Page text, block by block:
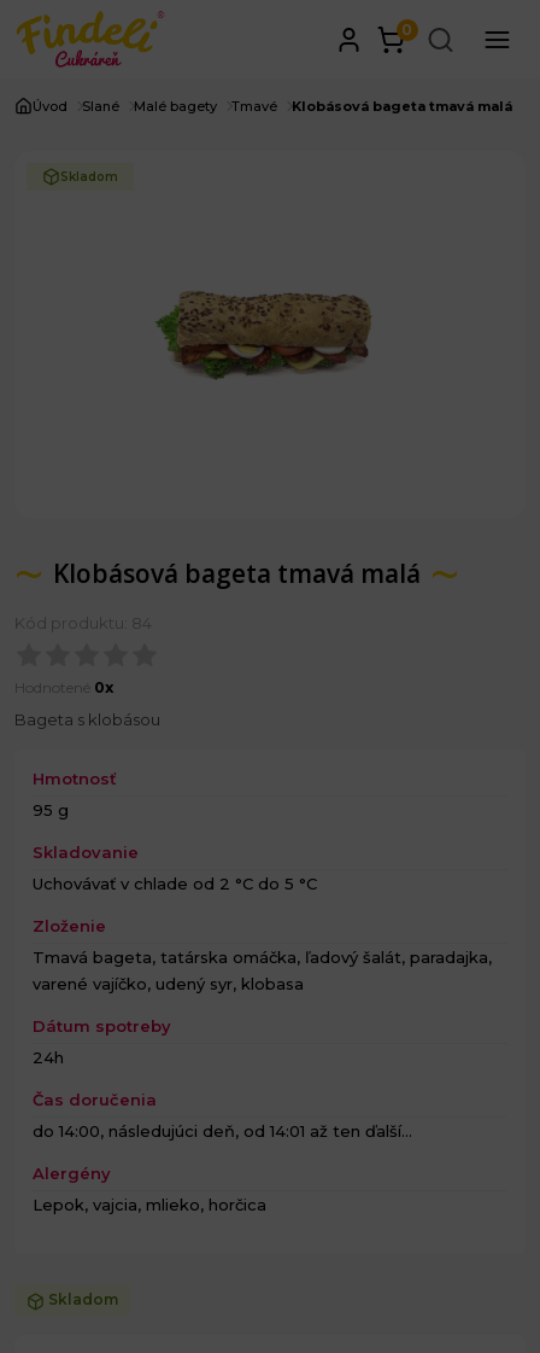
0
Úvod Slané Malé bagety Tmavé Klobásová bageta tmavá malá
Skladom
Klobásová bageta tmavá malá
Kód produktu: 84
Hodnotené 0x
Bageta s klobásou
Hmotnosť
95 g
Skladovanie
Uchovávať v chlade od 2 °C do 5 °C
Zloženie
Tmavá bageta, tatárska omáčka, ľadový šalát, paradajka,
varené vajíčko, udený syr, klobasa
Dátum spotreby
24h
Čas doručenia
do 14:00, následujúci deň, od 14:01 až ten ďalší...
Alergény
Lepok, vajcia, mlieko, horčica
Skladom